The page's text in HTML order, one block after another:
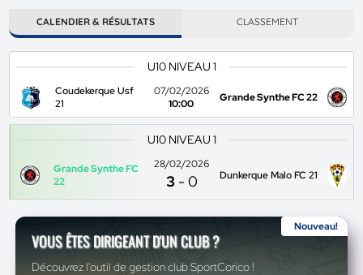
CALENDIER & RÉSULTATS CLASSEMENT
U10 NIVEAU 1
Coudekerque Usf
21
07/02/2026
10:00
Grande Synthe FC 22
U10 NIVEAU 1
Grande Synthe FC
22
28/02/2026
3 -0 Dunkerque Malo FC 21
Nouveau!
VOUS ÊTES DIRIGEANT D'UN CLUB ?
Découvrez l'outil de gestion club SportCorico !